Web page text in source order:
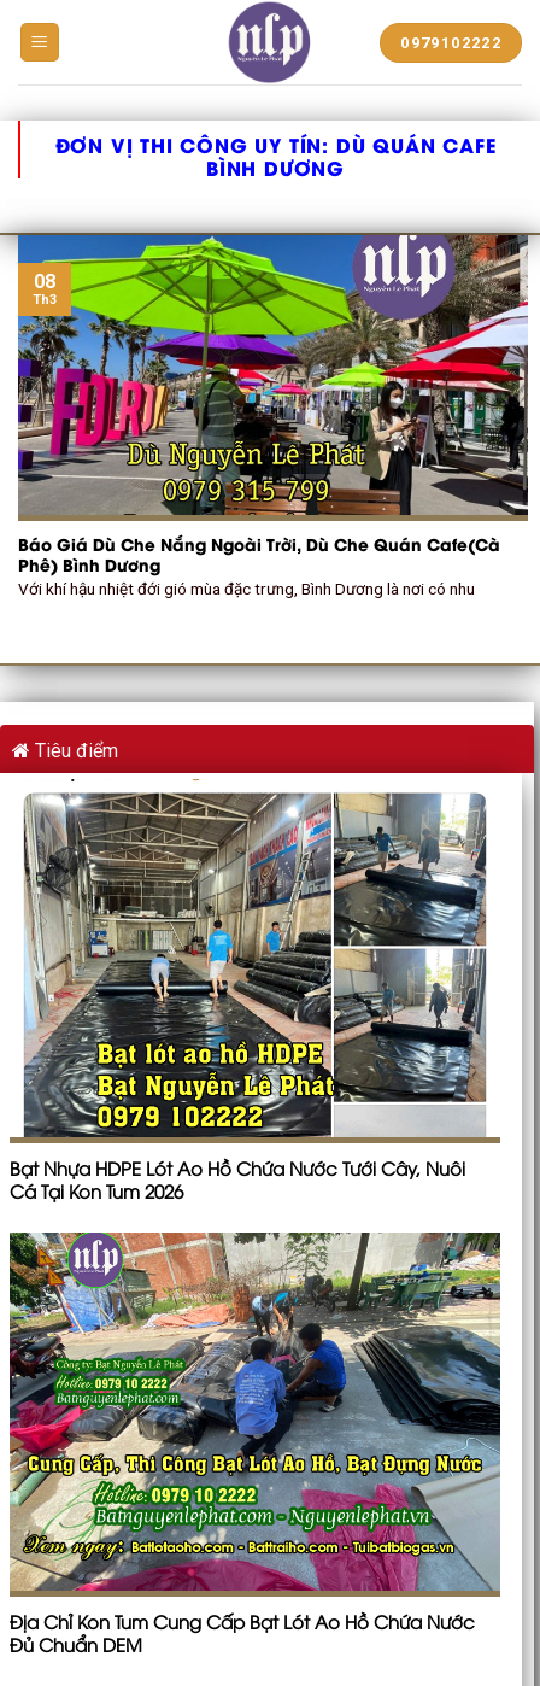
NHỰA
0979102222
ĐƠN VỊ THI CÔNG UY TÍN: DÙ QUÁN CAFE
BÌNH DƯƠNG
Báo Giá Dù Che Nắng Ngoài Trời, Dù Che Quán Cafe(Cà
Phê) Bình Dương
Với khí hậu nhiệt đới gió mùa đặc trưng, Bình Dương là nơi có nhu
08
Th3
Tiêu điểm
Bạt Nhựa HDPE Lót Ao Hồ Chứa Nước Tưới Cây, Nuôi
Cá Tại Kon Tum 2026
Địa Chỉ Kon Tum Cung Cấp Bạt Lót Ao Hồ Chứa Nước
Đủ Chuẩn DEM